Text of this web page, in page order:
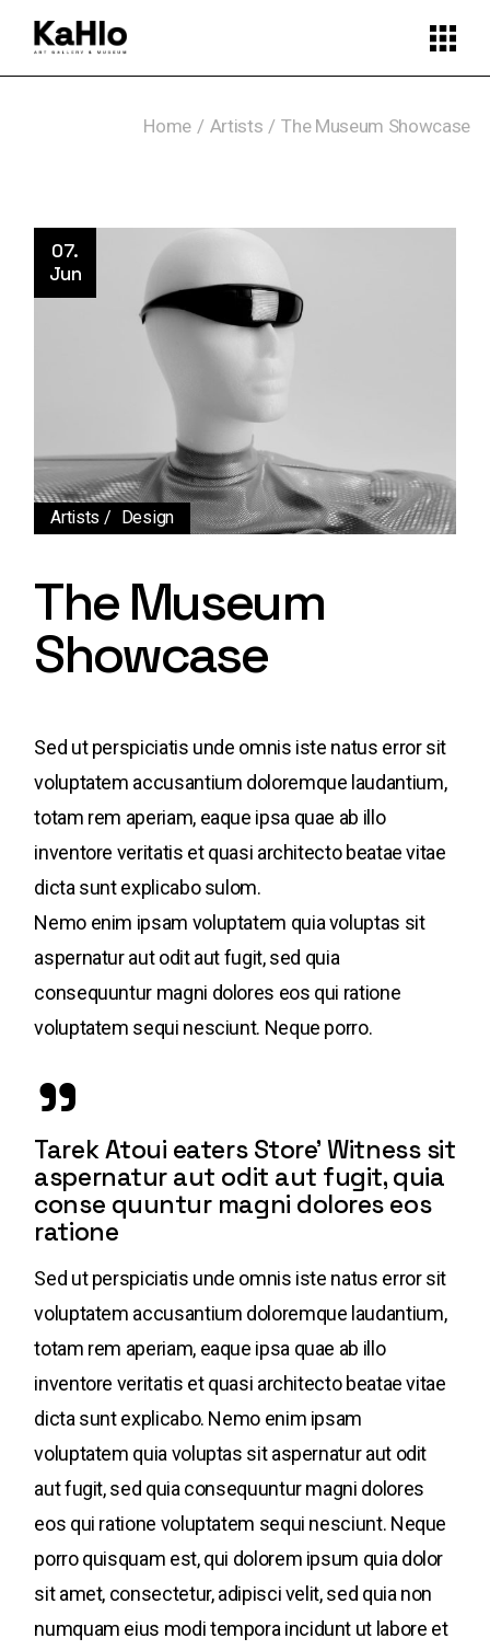
Home Artists The Museum Showcase
07.
Jun
Artists Design
The Museum
Showcase
Sed ut perspiciatis unde omnis iste natus error sit
voluptatem accusantium doloremque laudantium,
totam rem aperiam, eaque ipsa quae ab illo
inventore veritatis et quasi architecto beatae vitae
dicta sunt explicabo sulom.
Nemo enim ipsam voluptatem quia voluptas sit
aspernatur aut odit aut fugit, sed quia
consequuntur magni dolores eos qui ratione
voluptatem sequi nesciunt. Neque porro.
Tarek Atoui eaters Store’ Witness sit
aspernatur aut odit aut fugit, quia
conse quuntur magni dolores eos
ratione
Sed ut perspiciatis unde omnis iste natus error sit
voluptatem accusantium doloremque laudantium,
totam rem aperiam, eaque ipsa quae ab illo
inventore veritatis et quasi architecto beatae vitae
dicta sunt explicabo. Nemo enim ipsam
voluptatem quia voluptas sit aspernatur aut odit
aut fugit, sed quia consequuntur magni dolores
eos qui ratione voluptatem sequi nesciunt. Neque
porro quisquam est, qui dolorem ipsum quia dolor
sit amet, consectetur, adipisci velit, sed quia non
numquam eius modi tempora incidunt ut labore et